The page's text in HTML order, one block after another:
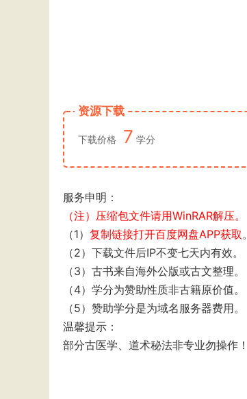
资源下载
下载价格 7 学分
服务申明：
（注）压缩包文件请用WinRAR解压。
（1） 复制链接打开百度网盘APP获取。
（2）下载文件后IP不变七天内有效。
（3）古书来自海外公版或古文整理。
（4）学分为赞助性质非古籍原价值。
（5）赞助学分是为域名服务器费用。
温馨提示：
部分古医学、道术秘法非专业勿操作！